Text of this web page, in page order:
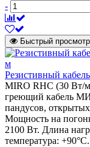
-
Быстрый просмотр
Резистивный
MIRO RHC (30 Вт/
греющий кабель
пандусов,
Мощность на
2100 Вт. Длина
температура: